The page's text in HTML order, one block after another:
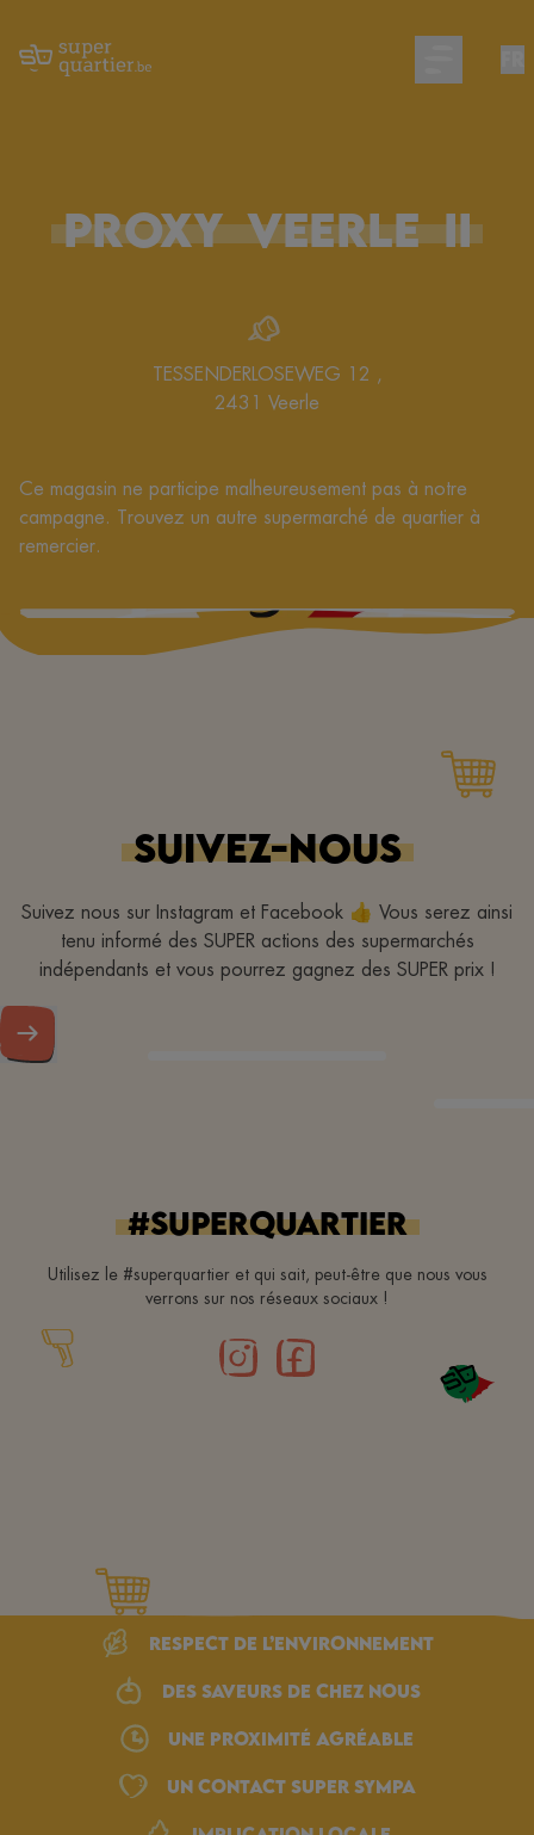
Open main
PROXY VEERLE II
TESSENDERLOSEWEG 12 ,
2431 Veerle
Ce magasin ne participe malheureusement pas à notre
campagne. Trouvez un autre supermarché de quartier à
remercier.
SUIVEZ-NOUS
Suivez nous sur Instagram et Facebook 👍 Vous serez ainsi
tenu informé des SUPER actions des supermarchés
indépendants et vous pourrez gagnez des SUPER prix !
#superquartier
Utilisez le #superquartier et qui sait, peut-être que nous vous
verrons sur nos réseaux sociaux !
Respect de l’environnement
Des saveurs de chez nous
une proximité agréable
Un Contact Super Sympa